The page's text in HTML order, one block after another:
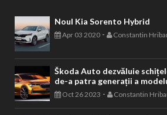
Noul Kia Sorento Hybrid
Apr 03 2020 - Constantin
Škoda Auto dezvăluie
de-a patra generații a
Oct 26 2023 - Constantin